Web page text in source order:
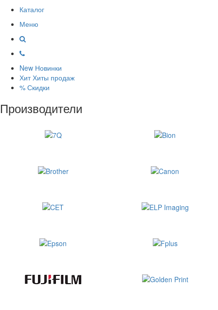
Каталог
Меню
New Новинки
Хит Хиты продаж
% Скидки
Производители